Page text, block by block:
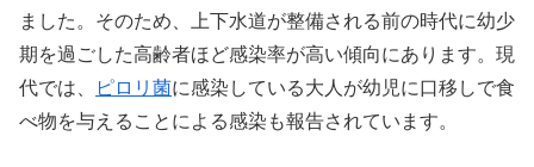
ました。そのため、上下水道が整備される前の時代に幼少
期を過ごした高齢者ほど感染率が高い傾向にあります。現
代では、
ピロリ菌に感染している大人が幼児に口移しで食
べ物を与えることによる感染も報告されています。